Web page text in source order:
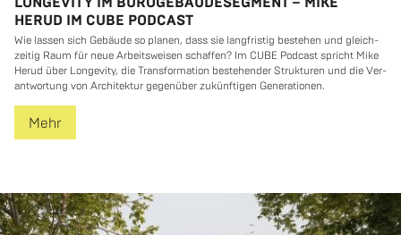
HERUD IM CUBE PODCAST
Wie las­sen sich Ge­bäu­de so pla­nen, dass sie lang­fris­tig be­ste­hen und gleich­
zei­tig Raum für neue Ar­beits­wei­sen schaf­fen? Im CUBE Pod­cast spricht Mike
Herud über Lon­ge­vi­ty, die Trans­for­ma­ti­on be­ste­hen­der Struk­tu­ren und die Ver­
ant­wor­tung von Ar­chi­tek­tur ge­gen­über zu­künf­ti­gen Ge­ne­ra­tio­nen.
Mehr